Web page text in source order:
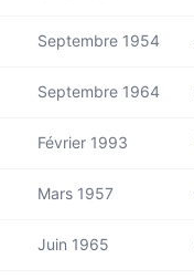
Septembre 1954
Septembre 1964
Février 1993
Mars 1957
Juin 1965